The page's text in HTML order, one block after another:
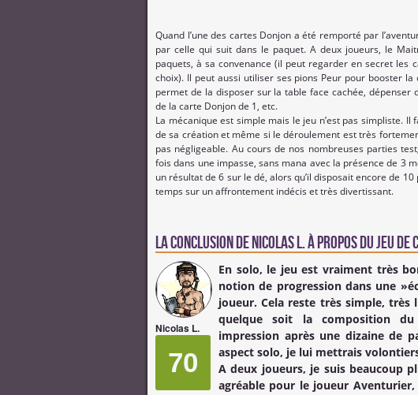
Quand l’une des cartes Donjon a été remporté par
par celle qui suit dans le paquet. A deux joueurs, le
paquets, à sa convenance (il peut regarder en secret les
choix). Il peut aussi utiliser ses pions Peur pour booster
permet de la disposer sur la table face cachée, dépenser
de la carte Donjon de 1, etc.
La mécanique est simple mais le jeu n’est pas simpliste.
de sa création et même si le déroulement est très
pas négligeable. Au cours de nos nombreuses parties
fois dans une impasse, sans mana avec la présence de 3
un résultat de 6 sur le dé, alors qu’il disposait encore de
temps sur un affrontement indécis et très divertissant.
La conclusion deNicolas L.à propos du Jeu
Nicolas L.
70
En solo, le jeu est vraiment très
notion de progression dans une
joueur. Cela reste très simple,
quelque soit la composition
impression après une dizaine de
aspect solo, je lui mettrais
A deux joueurs, je suis beaucoup
agréable pour le joueur